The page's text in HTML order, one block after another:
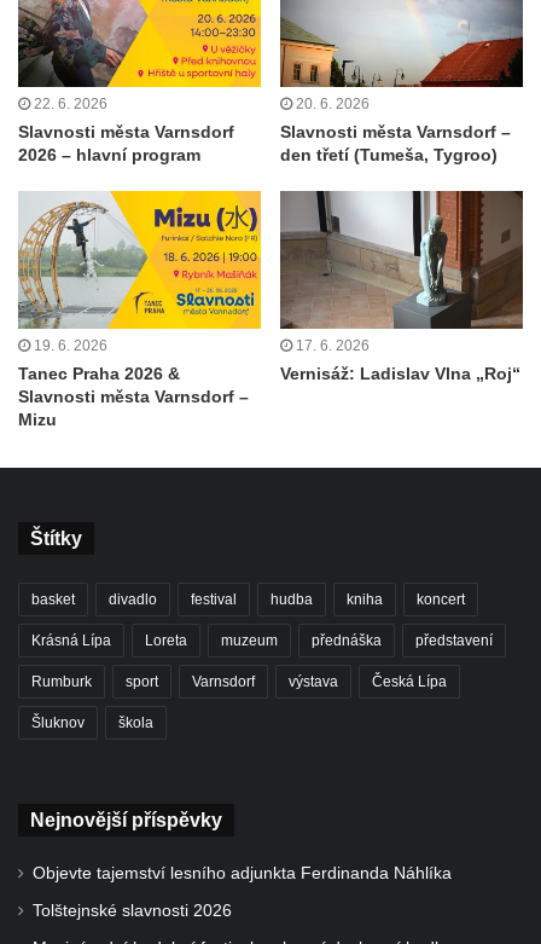
22. 6. 2026
Slavnosti města Varnsdorf
2026 – hlavní program
20. 6. 2026
Slavnosti města Varnsdorf –
den třetí (Tumeša, Tygroo)
19. 6. 2026
Tanec Praha 2026 &
Slavnosti města Varnsdorf –
Mizu
17. 6. 2026
Vernisáž: Ladislav Vlna „Roj“
Štítky
basket divadlo festival hudba kniha koncert
Krásná Lípa Loreta muzeum přednáška představení
Rumburk sport Varnsdorf výstava Česká Lípa
Šluknov škola
Nejnovější příspěvky
Objevte tajemství lesního adjunkta Ferdinanda Náhlíka
Tolštejnské slavnosti 2026